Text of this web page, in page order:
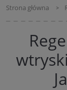
Strona główna